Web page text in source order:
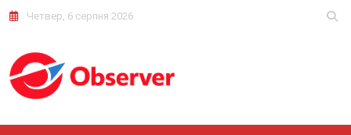
Четвер, 6 серпня 2026